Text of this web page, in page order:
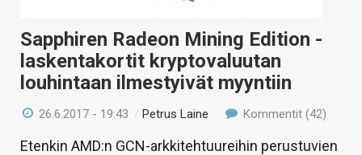
Sapphiren Radeon Mining Edition -
laskentakortit kryptovaluutan
louhintaan ilmestyivät myyntiin
26.6.2017 - 19:43 /Petrus Laine Kommentit (42)
Etenkin AMD:n GCN-arkkitehtuureihin perustuvien